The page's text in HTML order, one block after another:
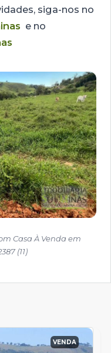
siga-nos no
e no
Casa À Venda em
(11)
VENDA